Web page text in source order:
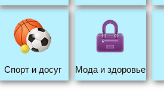
Спорт и досуг Мода и здоровье